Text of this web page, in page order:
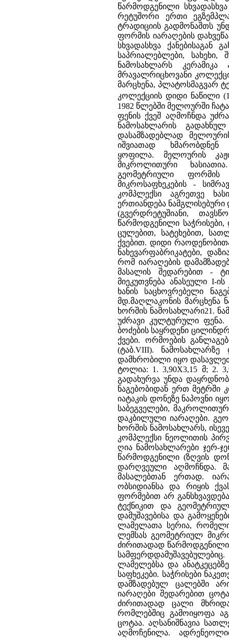
წარმოდგენილი
რეტუშორი ერთი
ტრადიციის გადმონაშთს
ფორმის იარაღების
სხვადასხვა ქანებისაგან
საპრიალებლები,
ნამოსახლარს
მრავალრიცხოვანი
მარცხენა, პლატოსმაგვარ
კოლექციის დიდი ნაწილი
1982 წლებში მელოურში
ფენის ქვეშ აღმოჩნდა
ნამოსახლარის
დასამზადებლად
იშვიათად
ყოფილა. მელოურის
მიკროლითური
გეომეტრიული ფორმის
მიკროსაფხეკების -
კომპლექსი აგრეთვე
ერთიანდება ნამგლისებური
(გვერდრეტუშიანი,
წარმოდგენილი საჭრისები,
ცულებით, სატეხებით,
ქვებით. დიდი
ნახევარფაბრიკატები,
რომ იარაღების
მასალის შედარებით -
მიეკუთვნება ანასეული
ხანის საცხოვრებელი
მდ.მაღლაკონის მარცხენა
ხორშის ნამოსახლარი21.
უძრავი კულტურული ფენა.
ბოძების საყრდენი
ქვები. ორმოების
(ტაბ.VIII).
დამხრობილი იყო
ტოლია: 1. 3,90X3,15 მ; 2.
გადახურვა უნდა
ნაგებობიდან ერთ მეტრში
იატაკის დონეზე ნაპოვნი
საბეგველები,
დაკბილული იარაღები.
ხორშის ნამოსახლარს,
კომპლექსი ნეოლითის
ღია ნამოსახლარები ჯერ-
წარმოდგენილი (ზღვის
დარღვეული აღმოჩნდა.
მასალებთან ერთად.
ობსიდიანსა და რიყის
ფორმებით არ
ტექნიკით და
დამუშავებისა და
ლამელათა სერია,
ლემსას გეომეტრიულ
ძირითადად
ლამელებსა და
საფხეკები. საჭრისები
დამზადებულ ცალებში
იარაღები შედარებით
ძირითადად ცალი
რომლებშიც გამოიყოფა
ცოტაა. აღსანიშნავია
აღმოჩენილა.